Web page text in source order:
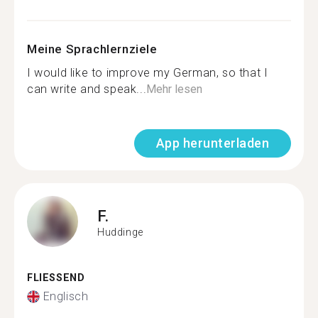
Meine Sprachlernziele
I would like to improve my German, so that I
can write and speak... Mehr lesen
App herunterladen
F.
Huddinge
FLIESSEND
Englisch